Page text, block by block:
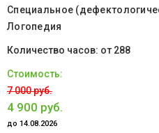
Специальное
Логопедия
от 288
7 000 руб.
4 900 руб.
до 14.08.2026